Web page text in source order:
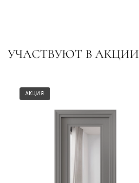
УЧАСТВУЮТ В АКЦИИ
АКЦИЯ